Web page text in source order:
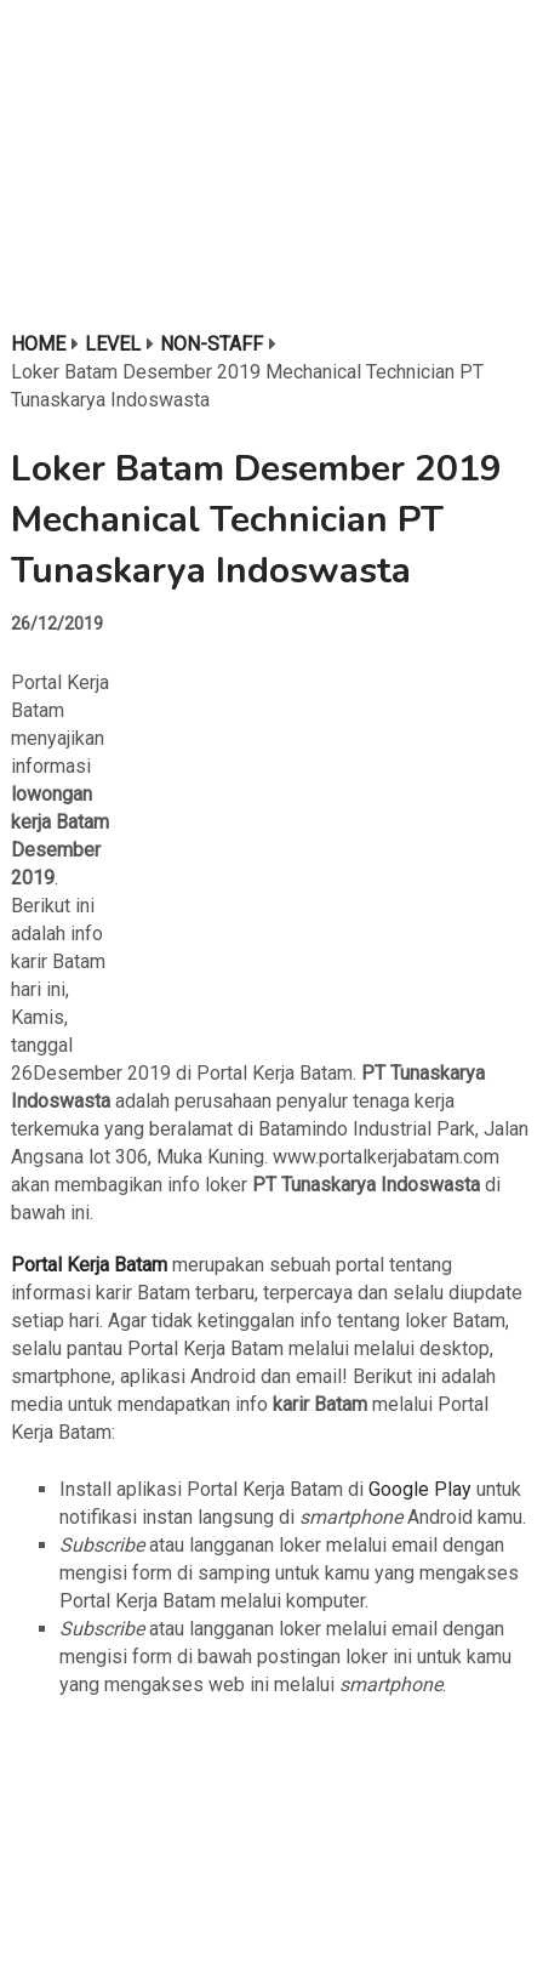
HOME LEVEL
NON-STAFF
Loker Batam Desember 2019 Mechanical Technician PT
Tunaskarya Indoswasta
Loker Batam Desember 2019
Mechanical Technician PT
Tunaskarya Indoswasta
26/12/2019
Portal Kerja
Batam
menyajikan
informasi
lowongan
kerja Batam
Desember
2019.
Berikut ini
adalah info
karir Batam
hari ini,
Kamis,
tanggal
26Desember 2019 di Portal Kerja Batam. PT Tunaskarya
Indoswasta adalah perusahaan penyalur tenaga kerja
terkemuka yang beralamat di Batamindo Industrial Park, Jalan
Angsana lot 306, Muka Kuning. www.portalkerjabatam.com
akan membagikan info loker PT Tunaskarya Indoswastadi
bawah ini.
Portal Kerja Batammerupakan sebuah portal tentang
informasi karir Batam terbaru, terpercaya dan selalu diupdate
setiap hari. Agar tidak ketinggalan info tentang loker Batam,
selalu pantau Portal Kerja Batam melalui melalui desktop,
smartphone, aplikasi Android dan email! Berikut ini adalah
media untuk mendapatkan info karir Batammelalui Portal
Kerja Batam:
Install aplikasi Portal Kerja Batam di Google Playuntuk
notifikasi instan langsung di smartphoneAndroid kamu.
Subscribeatau langganan loker melalui email dengan
mengisi form di samping untuk kamu yang mengakses
Portal Kerja Batam melalui komputer.
Subscribeatau langganan loker melalui email dengan
mengisi form di bawah postingan loker ini untuk kamu
yang mengakses web ini melalui smartphone.